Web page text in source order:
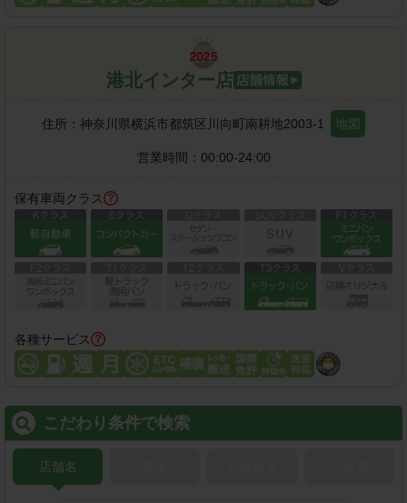
港北インター店
住所： 神奈川県横浜市都筑区川向町南耕地2003-1 地図
営業時間： 00:00-24:00
保有車両クラス
各種サービス
こだわり条件で検索
店舗名